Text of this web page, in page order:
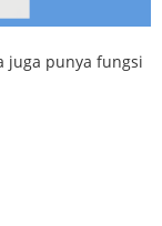
juga punya fungsi